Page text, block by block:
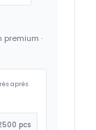
·
après
pcs